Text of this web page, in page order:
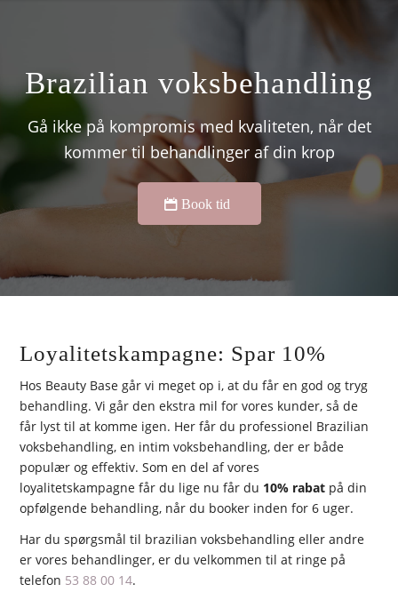
Brazilian voksbehandling
Gå ikke på kompromis med kvaliteten, når det
kommer til behandlinger af din krop
Book tid
Loyalitetskampagne: Spar 10%
Hos Beauty Base går vi meget op i, at du får en god og tryg
behandling. Vi går den ekstra mil for vores kunder, så de
får lyst til at komme igen. Her får du professionel Brazilian
voksbehandling, en intim voksbehandling, der er både
populær og effektiv. Som en del af vores
loyalitetskampagne får du lige nu får du 10% rabat på din
opfølgende behandling, når du booker inden for 6 uger.
Har du spørgsmål til brazilian voksbehandling eller andre
er vores behandlinger, er du velkommen til at ringe på
telefon 53 88 00 14.